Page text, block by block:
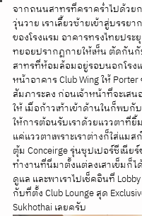
จากถนนสาทรที่คราคร่ำไปด้วย
วุ่นวาย เราเลี้ยวซ้ายเข้าสู่บรรย
ของโรงแรม อาคารทรงไทยประ
ทยอยปรากฏกายให้เห็น ตัดกัน
สาทรที่ห้อมล้อมอยู่รอบนอกโรง
หน้าอาคาร Club Wing ให้ Porter
สัมภาระลง ก่อนเจ้าหน้าที่จะเส
ให้ เมื่อก้าวเท้าเข้าด้านในก็พบกั
ให้การต้อนรับเราด้วยแววตาที่ยิ้
แค่แววตาเพราะเราต่างก็ใส่แม
ตุ้ม Conceirge รุ่นซุปเปอร์ซีเนีย
ทำงานที่นี่มาตั้งแต่ลงเสาเข็มก็ไ
ดูแล และพาเราไปเช็คอินที่
กับที่ตั้ง Club Lounge สุด
Sukhothai เลยครับ